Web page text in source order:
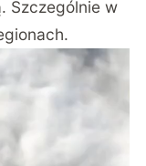
Szczególnie w